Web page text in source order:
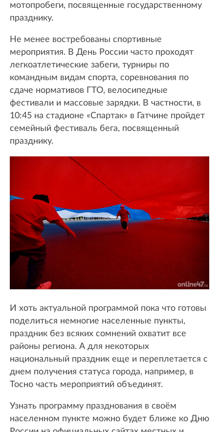
мотопробеги, посвященные государственному
празднику.
Не менее востребованы спортивные
мероприятия. В День России часто проходят
легкоатлетические забеги, турниры по
командным видам спорта, соревнования по
сдаче нормативов ГТО, велосипедные
фестивали и массовые зарядки. В частности, в
10:45 на стадионе «Спартак» в Гатчине пройдет
семейный фестиваль бега, посвященный
празднику.
И хоть актуальной программой пока что готовы
поделиться немногие населенные пункты,
праздник без всяких сомнений охватит все
районы региона. А для некоторых
национальный праздник еще и переплетается с
днем получения статуса города, например, в
Тосно часть мероприятий объединят.
Узнать программу празднования в своём
населенном пункте можно будет ближе ко Дню